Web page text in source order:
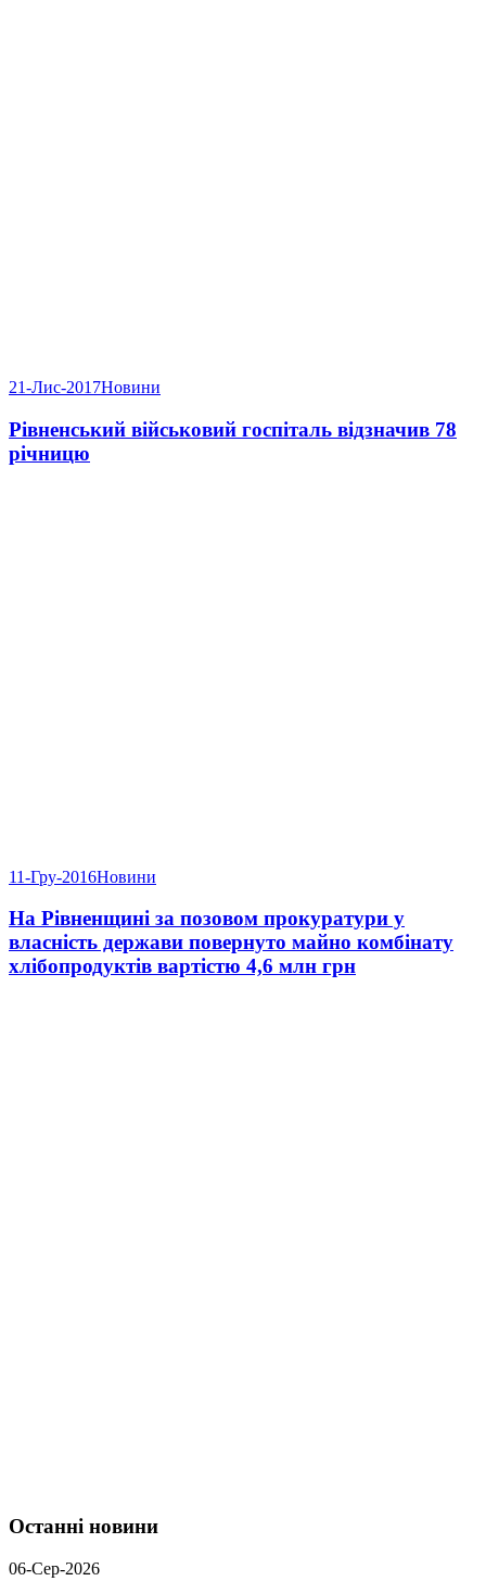
21-Лис-2017Новини
Рівненський військовий госпіталь відзначив 78
річницю
11-Гру-2016Новини
На Рівненщині за позовом прокуратури у
власність держави повернуто майно комбінату
хлібопродуктів вартістю 4,6 млн грн
Останні новини
06-Сер-2026